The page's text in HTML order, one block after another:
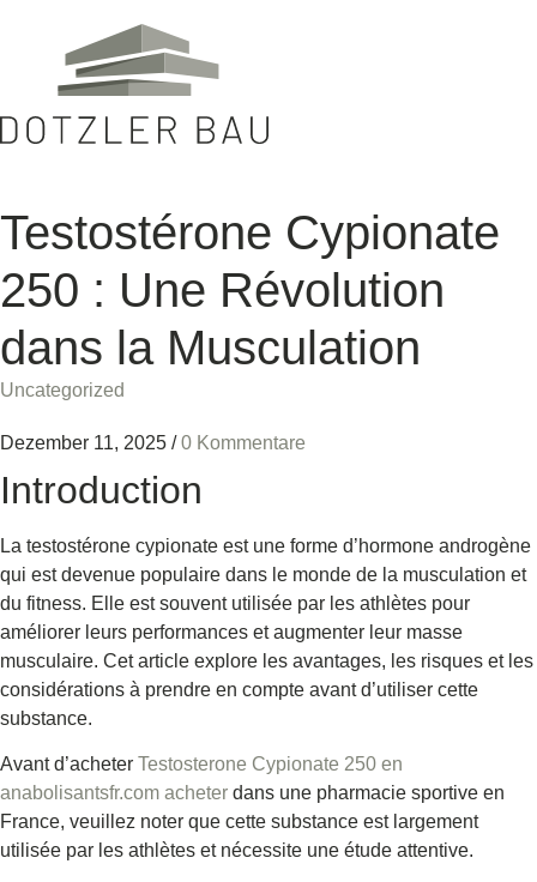
Testostérone Cypionate
250 : Une Révolution
dans la Musculation
Uncategorized
Dezember 11, 2025 / 0 Kommentare
Introduction
La testostérone cypionate est une forme d’hormone androgène
qui est devenue populaire dans le monde de la musculation et
du fitness. Elle est souvent utilisée par les athlètes pour
améliorer leurs performances et augmenter leur masse
musculaire. Cet article explore les avantages, les risques et les
considérations à prendre en compte avant d’utiliser cette
substance.
Avant d’acheter Testosterone Cypionate 250 en
anabolisantsfr.com acheter dans une pharmacie sportive en
France, veuillez noter que cette substance est largement
utilisée par les athlètes et nécessite une étude attentive.